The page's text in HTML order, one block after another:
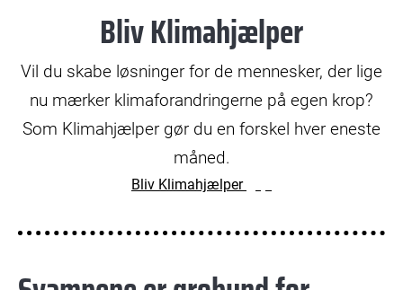
Bliv Klimahjælper
Vil du skabe løsninger for de mennesker, der lige
nu mærker klimaforandringerne på egen krop?
Som Klimahjælper gør du en forskel hver eneste
måned.
Bliv Klimahjælper